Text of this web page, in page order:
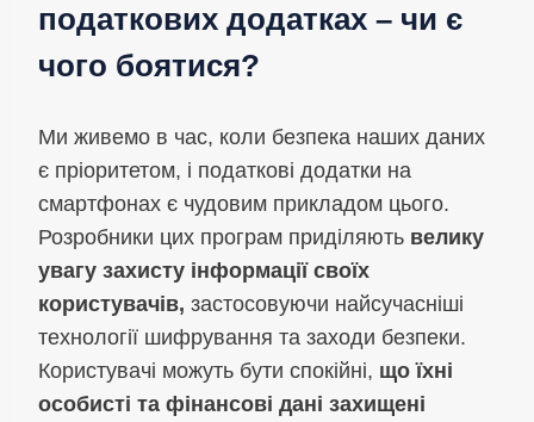
податкових додатках – чи є
чого боятися?
Ми живемо в час, коли безпека наших даних
є пріоритетом, і податкові додатки на
смартфонах є чудовим прикладом цього.
Розробники цих програм приділяють велику
увагу захисту інформації своїх
користувачів, застосовуючи найсучасніші
технології шифрування та заходи безпеки.
Користувачі можуть бути спокійні, що їхні
особисті та фінансові дані захищені